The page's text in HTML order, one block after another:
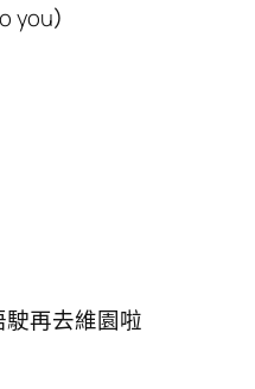
）
再去維園啦